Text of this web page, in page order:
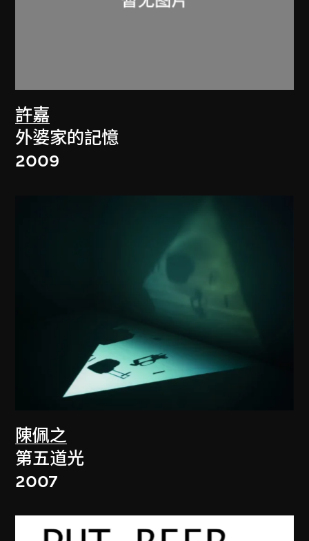
許嘉
外婆家的記憶
2009
陳佩之
第五道光
2007